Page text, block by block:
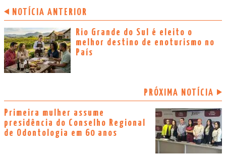
NOTÍCIA ANTERIOR
Rio Grande do Sul é eleito o
melhor destino de enoturismo no
País
PRÓXIMA NOTÍCIA
Primeira mulher assume
presidência do Conselho Regional
de Odontologia em 60 anos